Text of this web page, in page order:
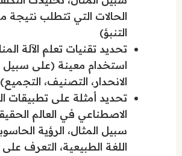
الحالات التي تتطلب نتيجة
التنبؤ)
تحديد تقنيات تعلم الآلة
استخدام معينة (على سبيل
الانحدار، التصنيف، التجميع)
تحديد أمثلة على تطبيقات
الاصطناعي في العالم
سبيل المثال، الرؤية
اللغة الطبيعية، التعرف على